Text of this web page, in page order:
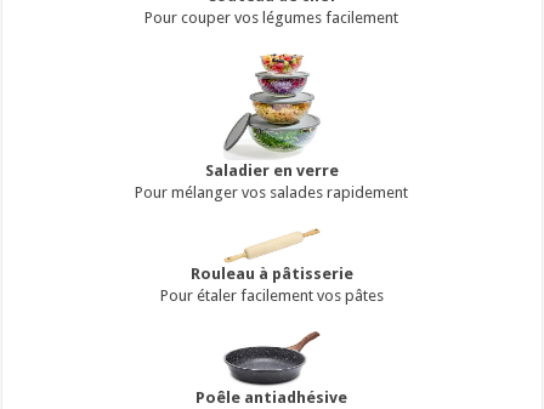
Pour couper vos légumes facilement
Saladier en verre
Pour mélanger vos salades rapidement
Rouleau à pâtisserie
Pour étaler facilement vos pâtes
Poêle antiadhésive